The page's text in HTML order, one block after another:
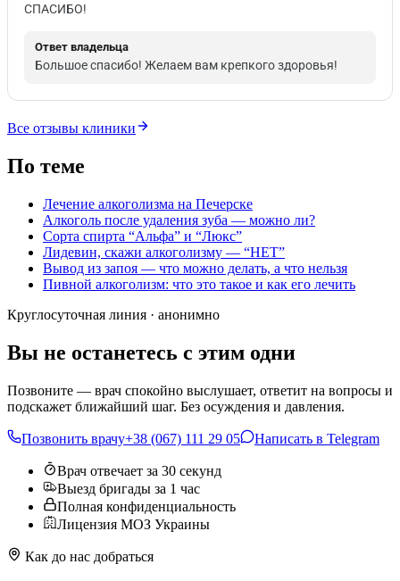
СПАСИБО!
Ответ владельца
Большое спасибо! Желаем вам крепкого здоровья!
Все отзывы клиники
По теме
Лечение алкоголизма на Печерске
Алкоголь после удаления зуба — можно ли?
Сорта спирта “Альфа” и “Люкс”
Лидевин, скажи алкоголизму — “НЕТ”
Вывод из запоя — что можно делать, а что нельзя
Пивной алкоголизм: что это такое и как его лечить
Круглосуточная линия · анонимно
Вы не останетесь с этим одни
Позвоните — врач спокойно выслушает, ответит на вопросы и
подскажет ближайший шаг. Без осуждения и давления.
Позвонить врачу+38 (067) 111 29 05 Написать в Telegram
Врач отвечает за 30 секунд
Выезд бригады за 1 час
Полная конфиденциальность
Лицензия МОЗ Украины
Как до нас добраться